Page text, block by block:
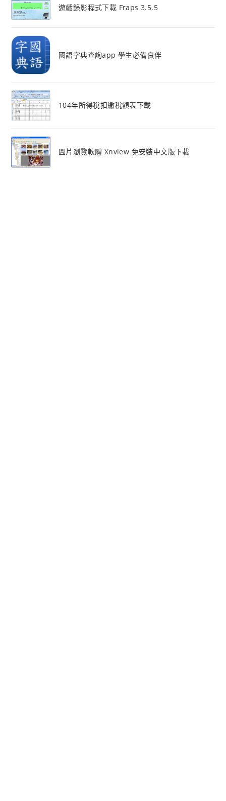
遊戲錄影程式下載 Fraps 3.5.5
國語字典查詢app 學生必備良伴
104年所得稅扣繳稅額表下載
圖片瀏覽軟體 Xnview 免安裝中文版下載